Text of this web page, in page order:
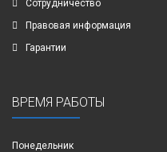
Сотрудничество
Правовая информация
Гарантии
ВРЕМЯ РАБОТЫ
Понедельник